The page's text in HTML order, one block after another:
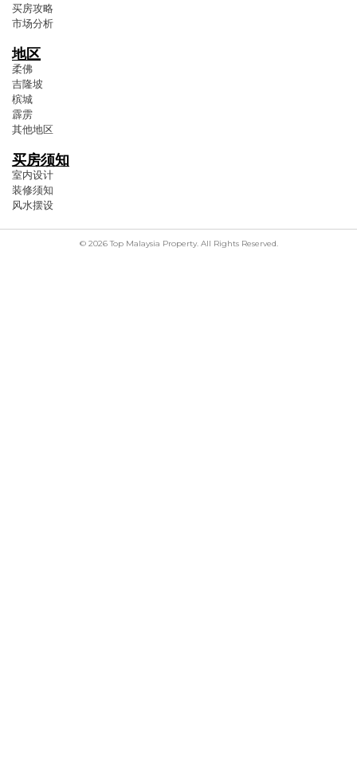
买房攻略
市场分析
地区
柔佛
吉隆坡
槟城
霹雳
其他地区
买房须知
室内设计
装修须知
风水摆设
© 2026 Top Malaysia Property. All Rights Reserved.